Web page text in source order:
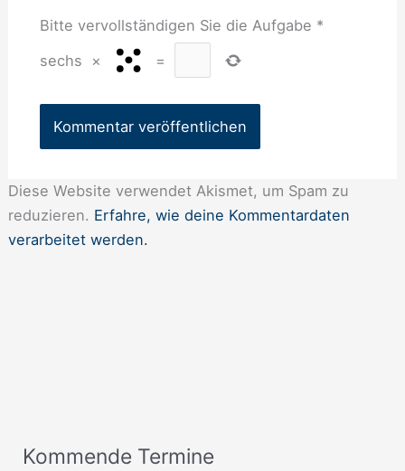
Bitte vervollständigen Sie die Aufgabe *
sechs
× =
Diese Website verwendet Akismet, um Spam zu
reduzieren. Erfahre, wie deine Kommentardaten
verarbeitet werden.
Kommende Termine
A